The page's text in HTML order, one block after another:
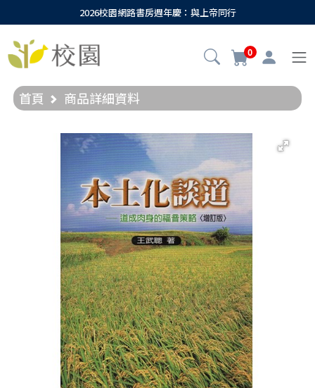
2026校園網路書房週年慶：與上帝同行
0
首頁 商品詳細資料